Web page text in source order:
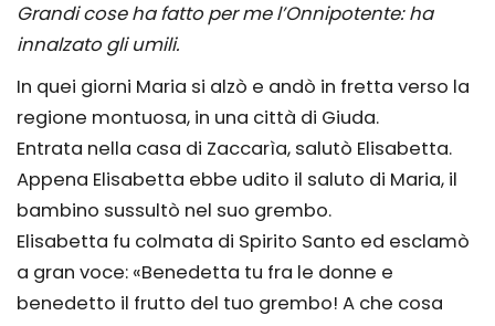
Grandi cose ha fatto per me l’Onnipotente: ha
innalzato gli umili.
In quei giorni Maria si alzò e andò in fretta verso la
regione montuosa, in una città di Giuda.
Entrata nella casa di Zaccarìa, salutò Elisabetta.
Appena Elisabetta ebbe udito il saluto di Maria, il
bambino sussultò nel suo grembo.
Elisabetta fu colmata di Spirito Santo ed esclamò
a gran voce: «Benedetta tu fra le donne e
benedetto il frutto del tuo grembo! A che cosa